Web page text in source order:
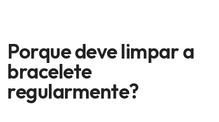
Porque deve limpar a
bracelete
regularmente?